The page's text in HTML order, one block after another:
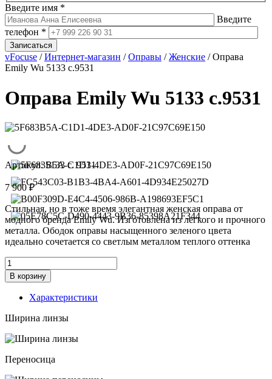
Введите имя *
Введите
телефон *
Записаться
vFocuse /Интернет-магазин /Оправы /Женские / Оправа
Emily Wu 5133 с.9531
Оправа Emily Wu 5133 с.9531
Артикул:5133 с. 9531
7 900₽
Стильная, но в тоже время элегантная женская оправа от
модного бренда Emily Wu. Изготовлена из легкого и прочного
металла. Ободок оправы насыщенного зеленого цвета
идеально сочетается со светлым металлом теплого оттенка
Количество
товара
Оправа
Emily
5133
В корзину
Характеристики
Ширина линзы
Переносица